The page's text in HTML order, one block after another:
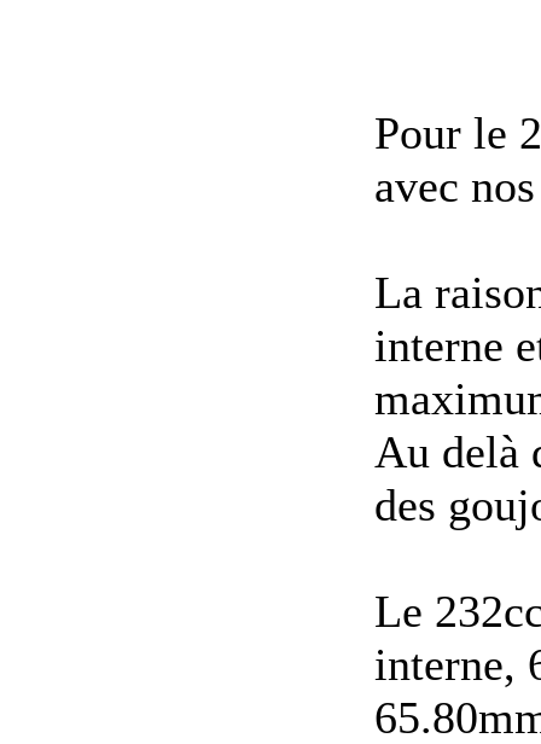
Pour le
avec
La
interne
Au delà
des
Le
interne,